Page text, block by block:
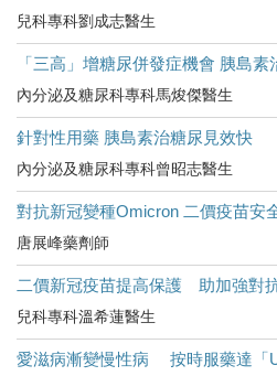
兒科專科劉成志醫生
「三高」增糖尿併發症機會 胰島素
內分泌及糖尿科專科馬焌傑醫生
針對性用藥 胰島素治糖尿見效快
內分泌及糖尿科專科曾昭志醫生
對抗新冠變種Omicron 二價疫苗安
唐展峰藥劑師
二價新冠疫苗提高保護 助加強對
兒科專科溫希蓮醫生
愛滋病漸變慢性病 按時服藥達「